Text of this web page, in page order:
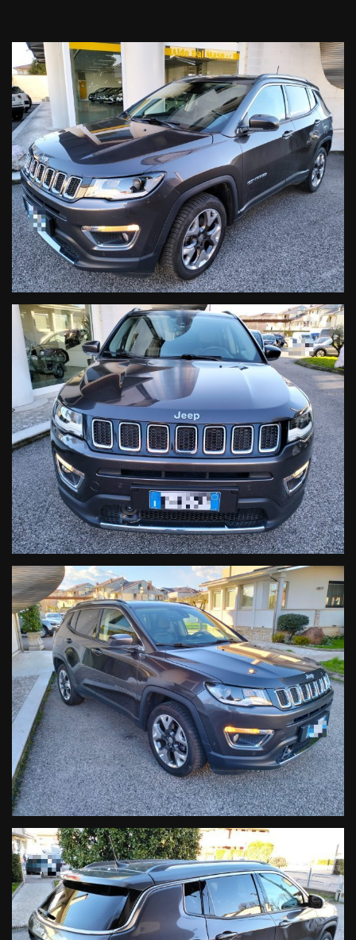
FACCIAMO PRESENTE, CHE AL FINE DI EVITARE SPIACEVOLI
INCONVENIENTI, E' SEMPRE BENE ACCERTARSI
TELEFONICAMENTE DELLA DISPONIBILITA' E DELLA
CORRETTEZZA DEI DATI INSERITI NEGLI ANNUNCI. GRAZIE.
PER CONOSCERE E RIMANERE AL PASSO CON TUTTE LE
NOSTRE OFFERTE SU VEICOLI USATI E NUOVI VISITATE IL
NOSTRO SITO!
WWW.AUTODALMASO.IT